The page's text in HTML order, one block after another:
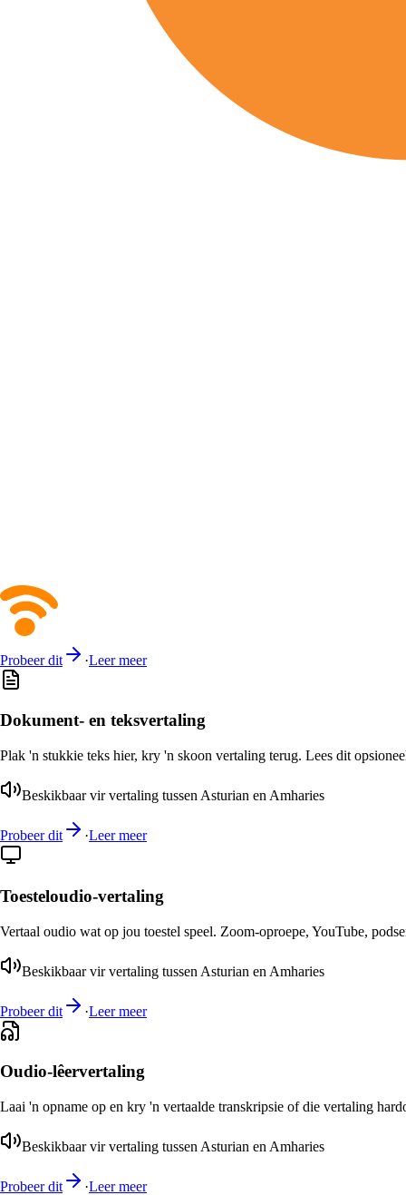
Probeer dit ·Leer meer
Dokument- en teksvertaling
Plak 'n stukkie teks hier, kry 'n skoon vertaling terug. Lees dit
Beskikbaar vir vertaling tussen Asturian en Amharies
Probeer dit ·Leer meer
Toesteloudio-vertaling
Vertaal oudio wat op jou toestel speel. Zoom-oproepe, YouTube,
Beskikbaar vir vertaling tussen Asturian en Amharies
Probeer dit ·Leer meer
Oudio-lêervertaling
Laai 'n opname op en kry 'n vertaalde transkripsie of die vertaling
Beskikbaar vir vertaling tussen Asturian en Amharies
Probeer dit ·Leer meer